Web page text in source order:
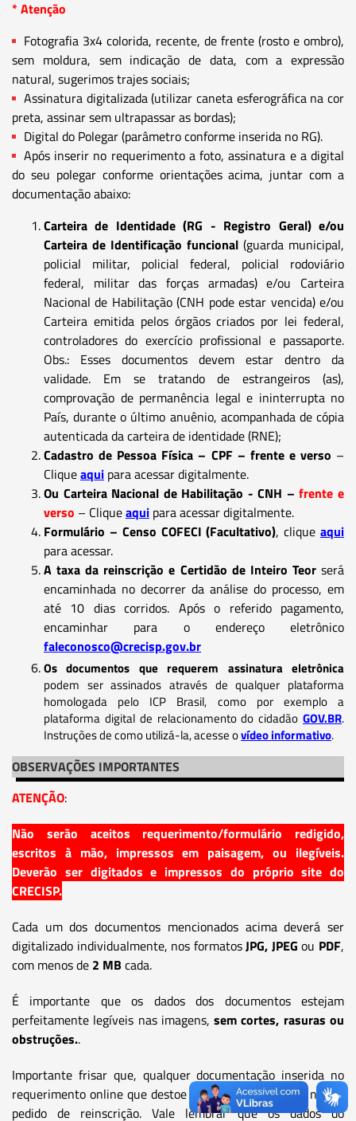
* Atenção
Fotografia 3x4 colorida, recente, de frente (rosto e ombro),
sem moldura, sem indicação de data, com a expressão
natural, sugerimos trajes sociais;
Assinatura digitalizada (utilizar caneta esferográfica na cor
preta, assinar sem ultrapassar as bordas);
Digital do Polegar (parâmetro conforme inserida no RG).
Após inserir no requerimento a foto, assinatura e a digital
do seu polegar conforme orientações acima, juntar com a
documentação abaixo:
Carteira de Identidade (RG - Registro Geral) e/ou
Carteira de Identificação funcional (guarda municipal,
policial militar, policial federal, policial rodoviário
federal, militar das forças armadas) e/ou Carteira
Nacional de Habilitação (CNH pode estar vencida) e/ou
Carteira emitida pelos órgãos criados por lei federal,
controladores do exercício profissional e passaporte.
Obs.: Esses documentos devem estar dentro da
validade. Em se tratando de estrangeiros (as),
comprovação de permanência legal e ininterrupta no
País, durante o último anuênio, acompanhada de cópia
autenticada da carteira de identidade (RNE);
Cadastro de Pessoa Física – CPF – frente e verso –
Cliqueaqui para acessar digitalmente.
Ou Carteira Nacional de Habilitação - CNH – frente e
verso – Cliqueaqui para acessar digitalmente.
Formulário – Censo COFECI (Facultativo), cliqueaqui
para acessar.
A taxa da reinscrição e Certidão de Inteiro Teorserá
encaminhada no decorrer da análise do processo, em
até 10 dias corridos. Após o referido pagamento,
encaminhar para o endereço eletrônico
faleconosco@crecisp.gov.br
Os documentos que requerem assinatura eletrônica
podem ser assinados através de qualquer plataforma
homologada pelo ICP Brasil, como por exemplo a
plataforma digital de relacionamento do cidadão GOV.BR.
Instruções de como utilizá-la, acesse ovídeo informativo.
OBSERVAÇÕES IMPORTANTES
ATENÇÃO:
Não serão aceitos requerimento/formulário redigido,
escritos à mão, impressos em paisagem, ou ilegíveis.
Deverão ser digitados e impressos do próprio site do
CRECISP.
Cada um dos documentos mencionados acima deverá ser
digitalizado individualmente, nos formatosJPG, JPEG ou PDF,
com menos de 2 MB cada.
É importante que os dados dos documentos estejam
perfeitamente legíveis nas imagens,sem cortes, rasuras ou
obstruções..
Importante frisar que, qualquer documentação inserida no
requerimento online que destoe do solicitado, tornará nulo o
pedido de reinscrição. Vale lembrar que os dados do